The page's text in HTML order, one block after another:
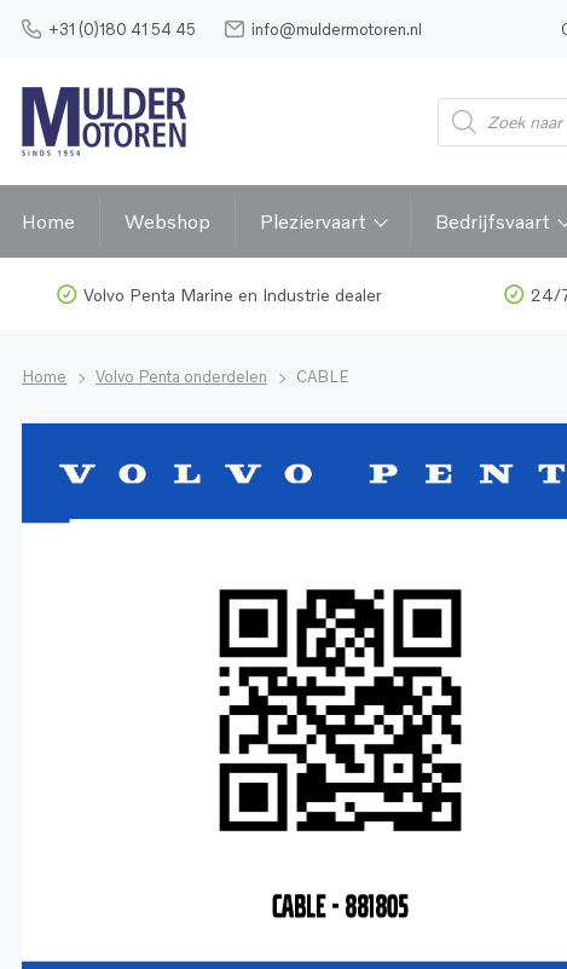
+31 (0)180 41 54 45 info@muldermotoren.nl
Home Webshop Pleziervaart Bedrijfsvaart
Volvo Penta Marine en Industrie dealer 24/
Home Volvo Penta onderdelen CABLE